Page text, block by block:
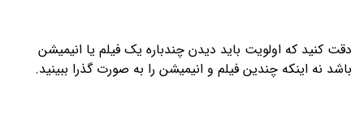
دقت کنید که اولویت باید دیدن چندباره یک فیلم یا انیمیشن
باشد نه اینکه چندین فیلم و انیمیشن را به صورت گذرا ببینید.